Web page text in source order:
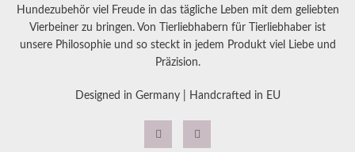
Hundezubehör viel Freude in das tägliche Leben mit dem geliebten
Vierbeiner zu bringen. Von Tierliebhabern für Tierliebhaber ist
unsere Philosophie und so steckt in jedem Produkt viel Liebe und
Präzision.
Designed in Germany | Handcrafted in EU